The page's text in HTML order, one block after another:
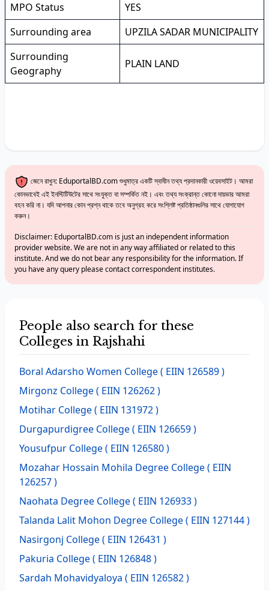
MPO Status
YES
Surrounding area
UPZILA SADAR MUNICIPALITY
Surrounding
Geography
PLAIN LAND
জেনে রাখুন: EduportalBD.com শুধুমাত্র একটি স্বাধীন তথ্য প্রদানকারী ওয়েবসাইট। আমরা
কোনভাবেই এই ইনস্টিটিউটের সাথে সংযুক্ত বা সম্পর্কিত নই। এবং তথ্য সংক্রান্ত কোনো দায়ভার আমরা
বহন করি না। যদি আপনার কোন প্রশ্ন থাকে তবে অনুগ্রহ করে সংশ্লিষ্ট প্রতিষ্ঠানগুলির সাথে যোগাযোগ
করুন।
Disclaimer: EduportalBD.com is just an independent information
provider website. We are not in any way affiliated or related to this
institute. And we do not bear any responsibility for the information. If
you have any query please contact correspondent institutes.
People also search for these
Colleges in Rajshahi
Boral Adarsho Women College( EIIN 126589 )
Mirgonz College( EIIN 126262 )
Motihar College( EIIN 131972 )
Durgapurdigree College( EIIN 126659 )
Yousufpur College( EIIN 126580 )
Mozahar Hossain Mohila Degree College( EIIN
126257 )
Naohata Degree College( EIIN 126933 )
Talanda Lalit Mohon Degree College( EIIN 127144 )
Nasirgonj College( EIIN 126431 )
Pakuria College( EIIN 126848 )
Sardah Mohavidyaloya ( EIIN 126582 )